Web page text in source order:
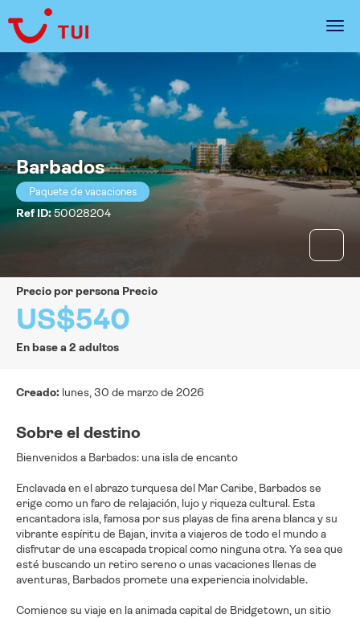
Barbados
Paquete de vacaciones
Ref ID:50028204
precio por persona Precio
US$540
En base a 2 adultos
Creado: lunes, 30 de marzo de 2026
Sobre el destino
Bienvenidos a Barbados: una isla de encanto
Enclavada en el abrazo turquesa del Mar Caribe, Barbados se
erige como un faro de relajación, lujo y riqueza cultural. Esta
encantadora isla, famosa por sus playas de fina arena blanca y su
vibrante espíritu de Bajan, invita a viajeros de todo el mundo a
disfrutar de una escapada tropical como ninguna otra. Ya sea que
esté buscando un retiro sereno o unas vacaciones llenas de
aventuras, Barbados promete una experiencia inolvidable.
Comience su viaje en la animada capital de Bridgetown, un sitio